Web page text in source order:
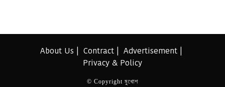
About Us Contract
Advertisement
Privacy & Policy
© Copyright মুখোশ